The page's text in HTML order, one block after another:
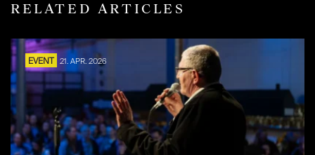
RELATED ARTICLES
EVENT 21. APR. 2026